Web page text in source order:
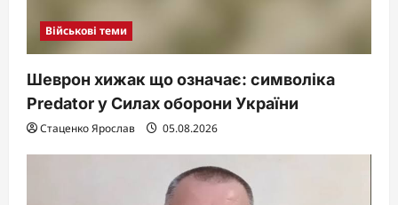
Військові теми
Шеврон хижак що означає: символіка
Predator у Силах оборони України
Стаценко Ярослав 05.08.2026